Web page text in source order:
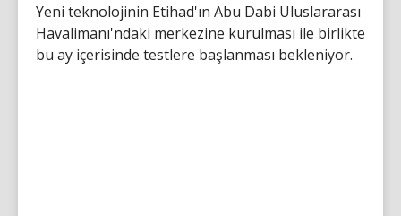
Yeni teknolojinin Etihad'ın Abu Dabi Uluslararası
Havalimanı'ndaki merkezine kurulması ile birlikte
bu ay içerisinde testlere başlanması bekleniyor.